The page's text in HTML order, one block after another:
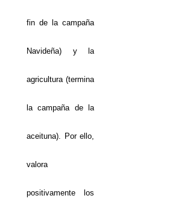
fin de la campaña
Navideña) y la
agricultura (termina
la campaña de la
aceituna). Por ello,
valora
positivamente los